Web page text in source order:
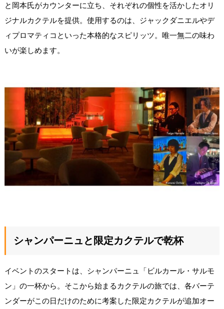
と岡本氏がカウンターに立ち、それぞれの個性を活かしたオリ
ジナルカクテルを提供。使用するのは、ジャックダニエルやデ
ィプロマティコといった本格的なスピリッツ。唯一無二の味わ
いが楽しめます。
シャンパーニュと限定カクテルで乾杯
イベントのスタートは、シャンパーニュ「ビルカール・サルモ
ン」の一杯から。そこから始まるカクテルの旅では、各バーテ
ンダーがこの日だけのために考案した限定カクテルが追加オー